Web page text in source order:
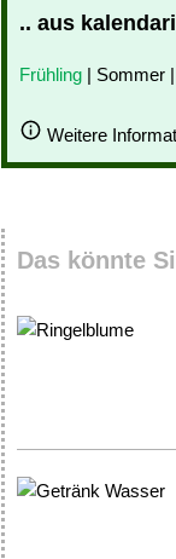
.. aus
Frühling | Sommer |
Weitere
Das könnte